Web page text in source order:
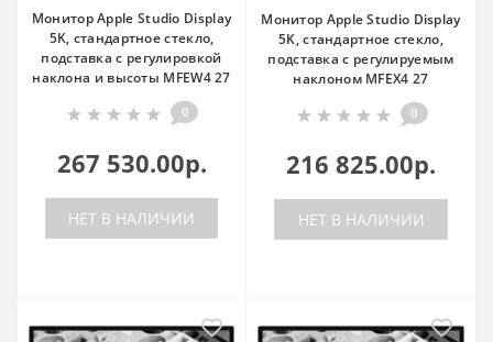
Монитор Apple Studio Display
5K, стандартное стекло,
подставка с регулировкой
наклона и высоты MFEW4 27
0
267 530.00р.
НЕТ В НАЛИЧИИ
Монитор Apple Studio Display
5K, стандартное стекло,
подставка с регулируемым
наклоном MFEX4 27
0
216 825.00р.
НЕТ В НАЛИЧИИ